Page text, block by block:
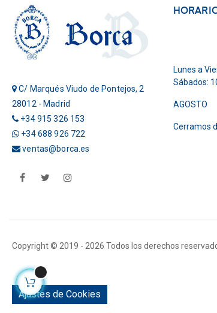
C/ Marqués Viudo de Pontejos, 2
28012 - Madrid
+34 915 326 153
+34 688 926 722
ventas@borca.es
FacebookTwitter
Lunes a
Sábados:
AGOSTO
Cerramos
Copyright © 2019 - 2026 Todos los derechos
Ajustes de Cookies